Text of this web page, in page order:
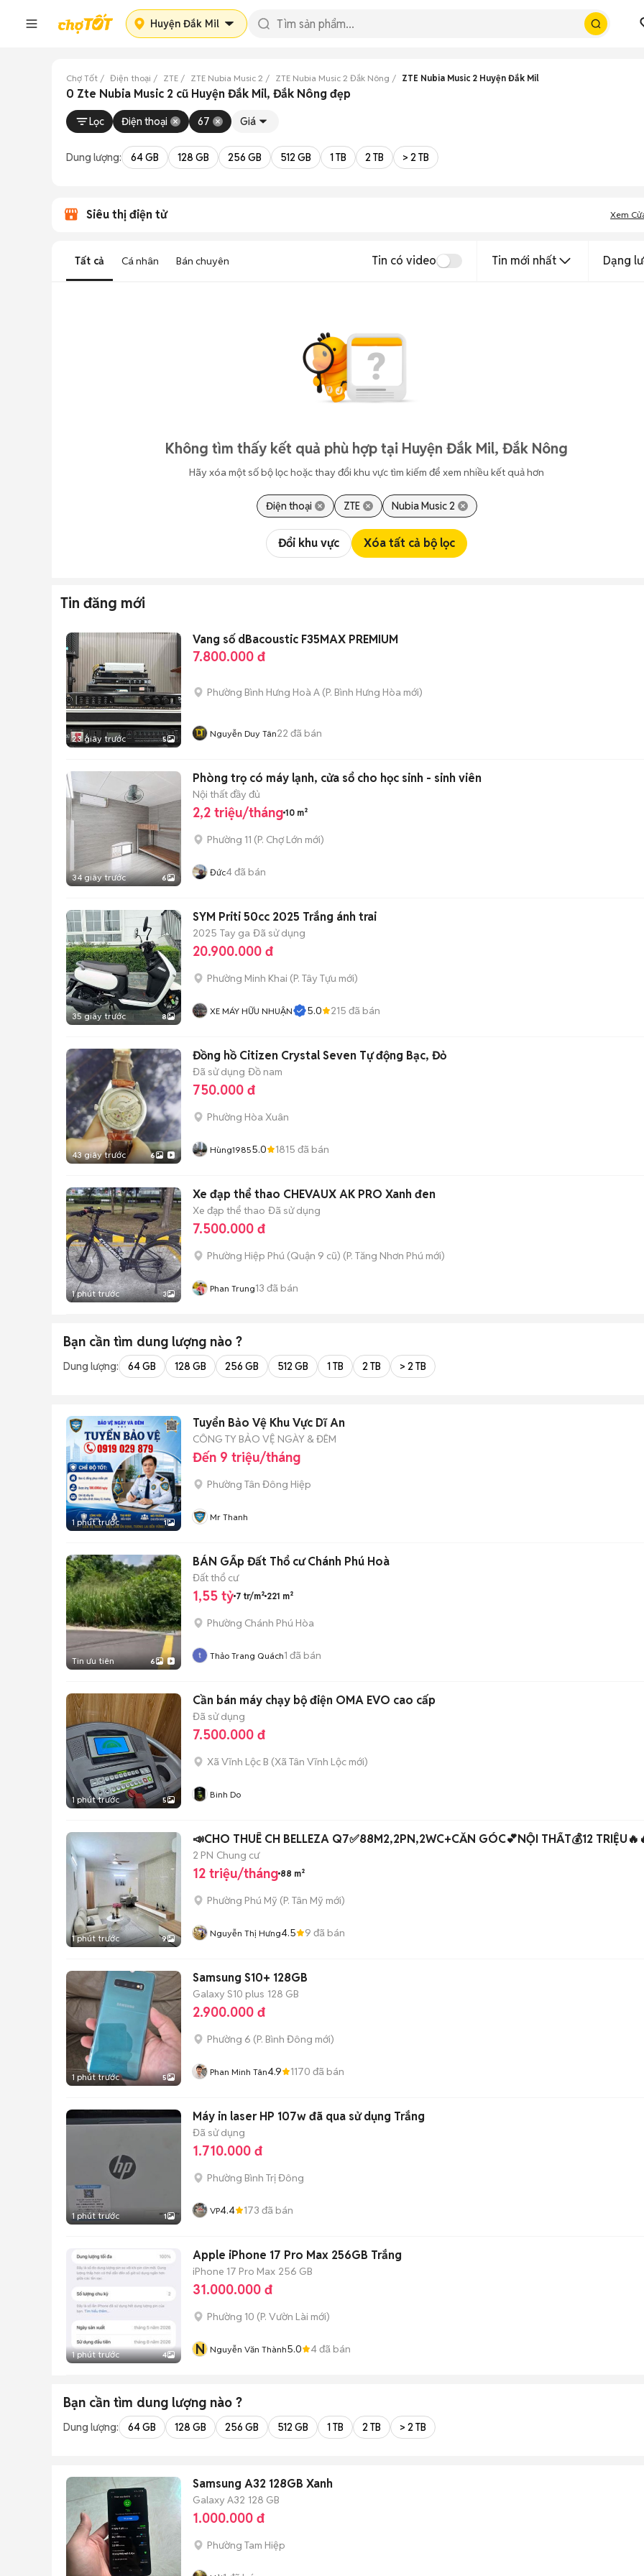
Huyện Đắk Mil
Chợ Tốt Điện thoại ZTE ZTE Nubia Music 2 ZTE Nubia Music 2 Đắk Nông ZTE Nubia Music 2 Huyện Đắk Mil
0 Zte Nubia Music 2 cũ Huyện Đắk Mil, Đắk Nông đẹp
Lọc Điện thoại 67 Giá
Dung lượng: 64 GB 128 GB 256 GB 512 GB 1 TB 2 TB > 2 TB
Siêu thị điện tử Xem
Tất cả Cá nhân Bán chuyên Tin có video Tin mới nhất Dạng
Không tìm thấy kết quả phù hợp tại Huyện Đắk Mil, Đắk Nông
Hãy xóa một số bộ lọc hoặc thay đổi khu vực tìm kiếm để xem nhiều kết quả hơn
Điện thoại ZTE Nubia Music 2
Đổi khu vực Xóa tất cả bộ lọc
Tin đăng mới
23 giây trước 5
Vang số dBacoustic F35MAX PREMIUM
7.800.000 đ
Phường Bình Hưng Hoà A (P. Bình Hưng Hòa mới)
Nguyễn Duy Tân22 đã bán
34 giây trước 6
Phòng trọ có máy lạnh, cửa sổ cho học sinh - sinh viên
Nội thất đầy đủ
2,2 triệu/tháng 10 m²
Phường 11 (P. Chợ Lớn mới)
Đức4đã bán
35 giây trước 8
SYM Priti 50cc 2025 Trắng ánh trai
2025 Tay ga Đã sử dụng
20.900.000 đ
Phường Minh Khai (P. Tây Tựu mới)
XE MÁY HỮU NHUẬN 5.0 215 đã bán
43 giây trước 6
Đồng hồ Citizen Crystal Seven Tự động Bạc, Đỏ
Đã sử dụng Đồ nam
750.000 đ
Phường Hòa Xuân
Hùng19855.0 1815 đã bán
1 phút trước 3
Xe đạp thể thao CHEVAUX AK PRO Xanh đen
Xe đạp thể thao Đã sử dụng
7.500.000 đ
Phường Hiệp Phú (Quận 9 cũ) (P. Tăng Nhơn Phú mới)
Phan Trung13 đã bán
Bạn cần tìm dung lượng nào ?
Dung lượng: 64 GB 128 GB 256 GB 512 GB 1 TB 2 TB > 2 TB
1 phút trước 1
Tuyển Bảo Vệ Khu Vực Dĩ An
CÔNG TY BẢO VỆ NGÀY & ĐÊM
Đến 9 triệu/tháng
Phường Tân Đông Hiệp
Mr Thanh
Tin ưu tiên 6
BÁN GẤp Đất Thổ cư Chánh Phú Hoà
Đất thổ cư
1,55 tỷ 7 tr/m² 221 m²
Phường Chánh Phú Hòa
Thảo Trang Quách1 đã bán
1 phút trước 5
Cần bán máy chạy bộ điện OMA EVO cao cấp
Đã sử dụng
7.500.000 đ
Xã Vĩnh Lộc B (Xã Tân Vĩnh Lộc mới)
Binh Do
1 phút trước 9
📣CHO THUÊ CH BELLEZA Q7✅88M2,2PN,2WC+CĂN GÓC💕NỘI THẤT💰12
2 PN Chung cư
12 triệu/tháng 88 m²
Phường Phú Mỹ (P. Tân Mỹ mới)
Nguyễn Thị Hưng4.5 9 đã bán
1 phút trước 5
Samsung S10+ 128GB
Galaxy S10 plus 128 GB
2.900.000 đ
Phường 6 (P. Bình Đông mới)
Phan Minh Tân4.9 1170 đã bán
1 phút trước 1
Máy in laser HP 107w đã qua sử dụng Trắng
Đã sử dụng
1.710.000 đ
Phường Bình Trị Đông
VP4.4 173 đã bán
1 phút trước 4
Apple iPhone 17 Pro Max 256GB Trắng
iPhone 17 Pro Max 256 GB
31.000.000 đ
Phường 10 (P. Vườn Lài mới)
N Nguyễn Văn Thành5.0 4đã bán
Bạn cần tìm dung lượng nào ?
Dung lượng: 64 GB 128 GB 256 GB 512 GB 1 TB 2 TB > 2 TB
Samsung A32 128GB Xanh
Galaxy A32 128 GB
1.000.000 đ
Phường Tam Hiệp